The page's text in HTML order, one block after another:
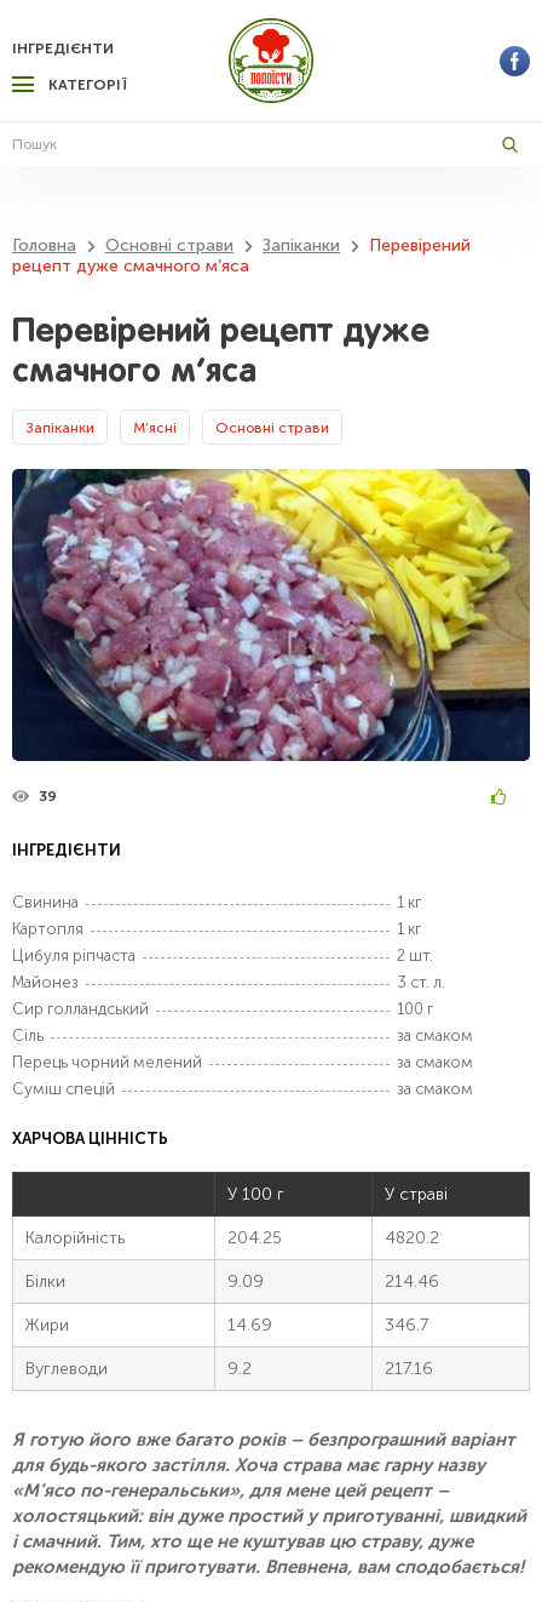
КАТЕГОРІЇ
ІНГРЕДІЄНТИ
Головна Основні страви Запіканки
Перевірений
рецепт дуже смачного м’яса
Перевірений рецепт дуже
смачного м’яса
Запіканки М’ясні Основні страви
39
ІНГРЕДІЄНТИ
Свинина
1 кг
Картопля
1 кг
Цибуля ріпчаста
2 шт.
Майонез
3 ст. л.
Сир голландський
100 г
Сіль
за смаком
Перець чорний мелений
за смаком
Суміш спецій
за смаком
ХАРЧОВА ЦІННІСТЬ
У 100 г У страві
Калорійність 204.25 4820.2
Білки 9.09 214.46
Жири 14.69 346.7
Вуглеводи 9.2 217.16
Я готую його вже багато років – безпрограшний варіант
для будь-якого застілля. Хоча страва має гарну назву
«М’ясо по-генеральськи», для мене цей рецепт –
холостяцький: він дуже простий у приготуванні, швидкий
і смачний. Тим, хто ще не куштував цю страву, дуже
рекомендую її приготувати. Впевнена, вам сподобається!